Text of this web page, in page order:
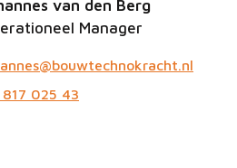
van den Berg
Manager
025 43